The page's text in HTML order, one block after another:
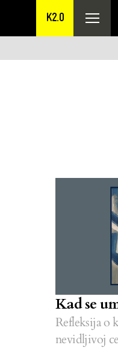
K2.0
Kad se
Refleksija o
nevidljivoj